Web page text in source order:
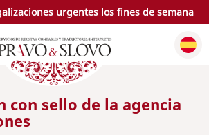
urgentes los fines de semana
con sello de la agencia